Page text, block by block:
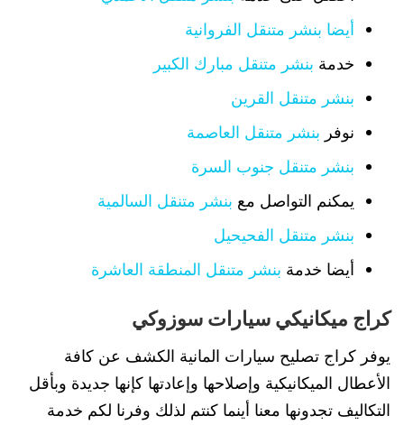
أيضا بنشر متنقل الفروانية
خدمة بنشر متنقل مبارك الكبير
بنشر متنقل القرين
نوفر بنشر متنقل العاصمة
بنشر متنقل جنوب السرة
يمكنم التواصل مع بنشر متنقل السالمية
بنشر متنقل الفحيحيل
أيضا خدمة بنشر متنقل المنطقة العاشرة
كراج ميكانيكي سيارات سوزوكي
يوفر كراج تصليح سيارات المانية الكشف عن كافة
الأعطال الميكانيكية وإصلاحها وإعادتها كإنها جديدة وبأقل
التكاليف تجدونها معنا أينما كنتم لذلك وفرنا لكم خدمة